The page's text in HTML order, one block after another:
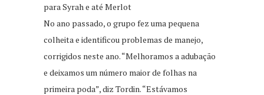
para Syrah e até Merlot
No ano passado, o grupo fez uma pequena
colheita e identificou problemas de manejo,
corrigidos neste ano. “Melhoramos a adubação
e deixamos um número maior de folhas na
primeira poda”, diz Tordin. “Estávamos